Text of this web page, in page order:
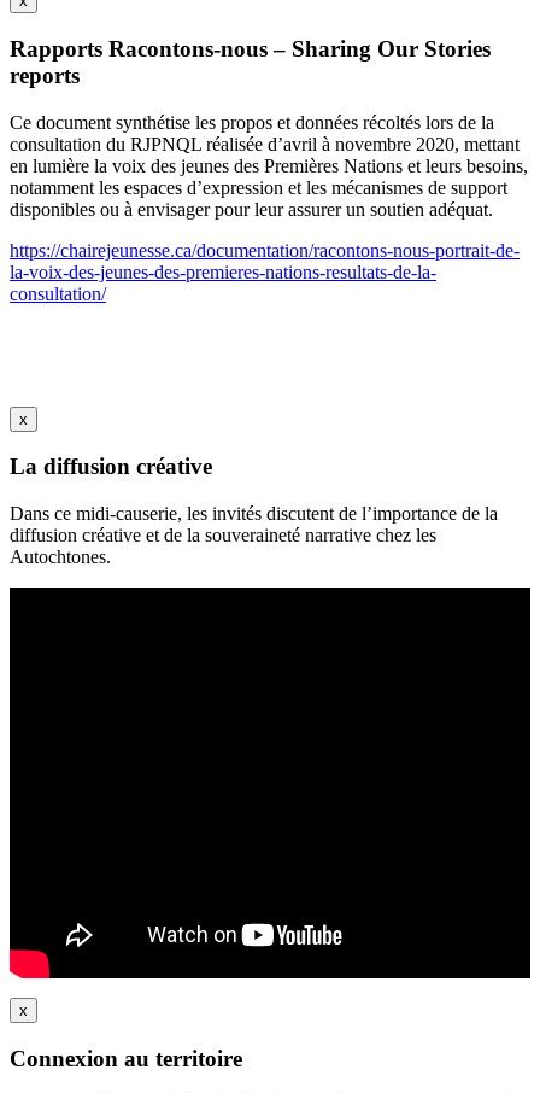
Rapports Racontons-nous – Sharing Our Stories
reports
Ce document synthétise les propos et données récoltés lors de la
consultation du RJPNQL réalisée d’avril à novembre 2020, mettant
en lumière la voix des jeunes des Premières Nations et leurs besoins,
notamment les espaces d’expression et les mécanismes de support
disponibles ou à envisager pour leur assurer un soutien adéquat.
https://chairejeunesse.ca/documentation/racontons-nous-portrait-de-
la-voix-des-jeunes-des-premieres-nations-resultats-de-la-
consultation/
x
La diffusion créative
Dans ce midi-causerie, les invités discutent de l’importance de la
diffusion créative et de la souveraineté narrative chez les
Autochtones.
x
Connexion au territoire